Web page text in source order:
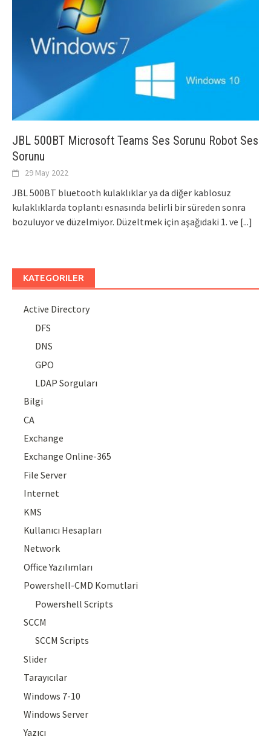
JBL 500BT Microsoft Teams Ses Sorunu Robot Ses
Sorunu
29 May 2022
JBL 500BT bluetooth kulaklıklar ya da diğer kablosuz
kulaklıklarda toplantı esnasında belirli bir süreden sonra
bozuluyor ve düzelmiyor. Düzeltmek için aşağıdaki 1. ve [...]
KATEGORILER
Active Directory
DFS
DNS
GPO
LDAP Sorguları
Bilgi
CA
Exchange
Exchange Online-365
File Server
Internet
KMS
Kullanıcı Hesapları
Network
Office Yazılımları
Powershell-CMD Komutlari
Powershell Scripts
SCCM
SCCM Scripts
Slider
Tarayıcılar
Windows 7-10
Windows Server
Yazıcı